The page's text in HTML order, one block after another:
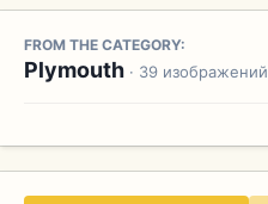
FROM THE CATEGORY:
Plymouth · 39 изображений